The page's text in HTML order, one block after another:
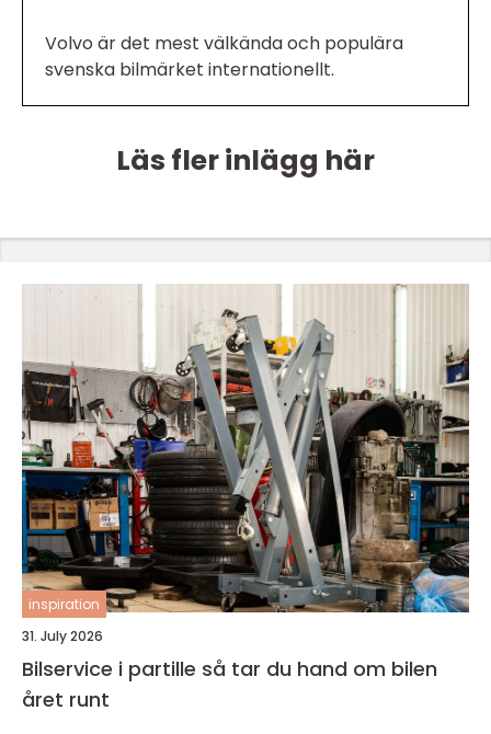
Volvo är det mest välkända och populära
svenska bilmärket internationellt.
Läs fler inlägg här
inspiration
31. July 2026
Bilservice i partille så tar du hand om bilen
året runt